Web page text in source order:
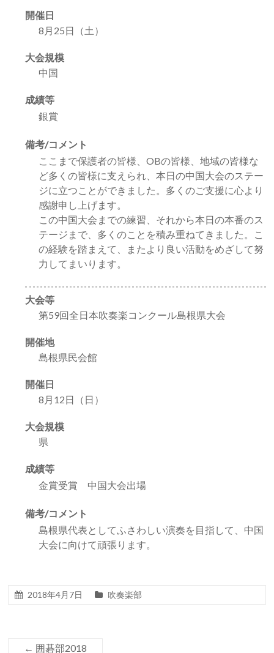
開催日
8月25日（土）
大会規模
中国
成績等
銀賞
備考/コメント
ここまで保護者の皆様、OBの皆様、地域の皆様な
ど多くの皆様に支えられ、本日の中国大会のステー
ジに立つことができました。多くのご支援に心より
感謝申し上げます。
この中国大会までの練習、それから本日の本番のス
テージまで、多くのことを積み重ねてきました。こ
の経験を踏まえて、またより良い活動をめざして努
力してまいります。
大会等
第59回全日本吹奏楽コンクール島根県大会
開催地
島根県民会館
開催日
8月12日（日）
大会規模
県
成績等
金賞受賞 中国大会出場
備考/コメント
島根県代表としてふさわしい演奏を目指して、中国
大会に向けて頑張ります。
2018年4月7日 吹奏楽部
← 囲碁部2018